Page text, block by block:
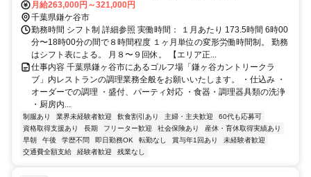
月給263,000円～321,000円
千葉県鎌ケ谷市
勤務時間 シフト制 詳細参照 実働時間： １月あたり 173.5時間 6時00
分〜18時00分の間で８時間程度 １ヶ月単位の変形労働時間制。 勤務
はシフト表による。 ⽉８〜９回休。 【エリア正...
仕事内容 千葉県鎌ヶ谷市にあるゴルフ場「鎌ヶ谷カントリークラ
ブ」内レストランの調理業務全般をお願いいたします。 ・仕込み ・
オーダーでの調理 ・盛付、パーティ対応 ・食器・調理器具類の洗浄
・厨房内...
制服あり 業界未経験者歓迎 飲食割引あり 主婦・主夫歓迎
60代も応募可
資格取得支援あり
長期 フリーター歓迎 社会保険あり
産休・育休取得実績あり
早朝
午後 学歴不問 即日勤務OK 転勤なし 賞与年1回あり
未経験者歓迎
交通費全額支給
経験者歓迎 残業なし